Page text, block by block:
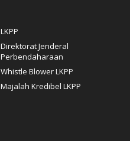
LKPP
Direktorat Jenderal
Perbendaharaan
Whistle Blower LKPP
Majalah Kredibel LKPP